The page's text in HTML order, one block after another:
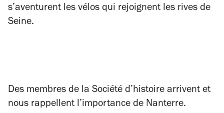
s’aventurent les vélos qui rejoignent les rives de
Seine.
Des membres de la Société d’histoire arrivent et
nous rappellent l’importance de Nanterre.